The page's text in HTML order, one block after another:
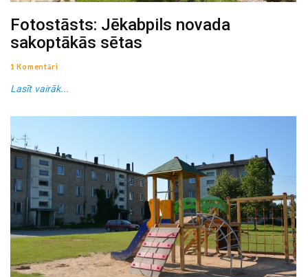
Fotostāsts: Jēkabpils novada
sakoptākās sētas
1 Komentāri
Lasīt vairāk...